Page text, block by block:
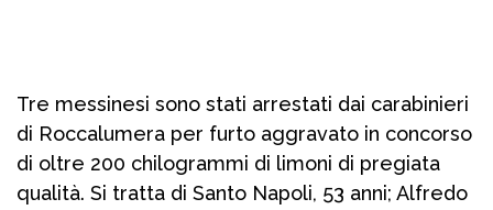
Tre messinesi sono stati arrestati dai carabinieri
di Roccalumera per furto aggravato in concorso
di oltre 200 chilogrammi di limoni di pregiata
qualità. Si tratta di Santo Napoli, 53 anni; Alfredo